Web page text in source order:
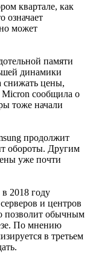
квартале, как
означает
может
памяти
динамики
снижать цены,
Micron сообщила о
тоже начали
продолжит
обороты. Другим
уже почти
2018 году
и центров
позволит обычным
По мнению
в третьем